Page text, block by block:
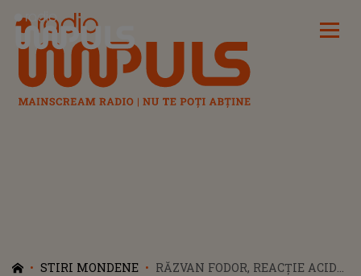
Radio Impuls
STIRI MONDENE
RĂZVAN FODOR, REACȚIE ACIDĂ